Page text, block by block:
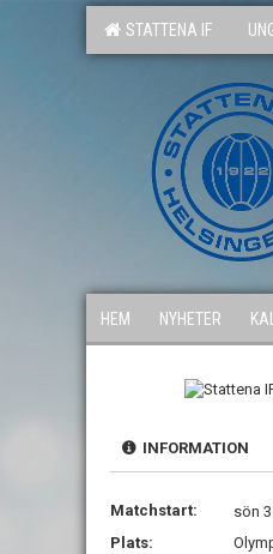
STATTENA IF
HEM NYHETER
INFORMATION
Matchstart:
sön
Plats: